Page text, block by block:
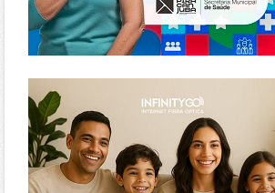
https://www.infinitygo.com.br/